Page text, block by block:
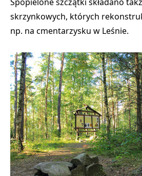
Spopielone szczątki składano
skrzynkowych, których
np. na cmentarzysku w Leśnie.